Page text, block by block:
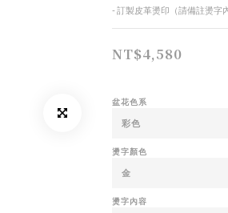
- 訂製皮革燙印（請備註燙字
NT$4,580
盆花色系
燙字顏色
燙字內容